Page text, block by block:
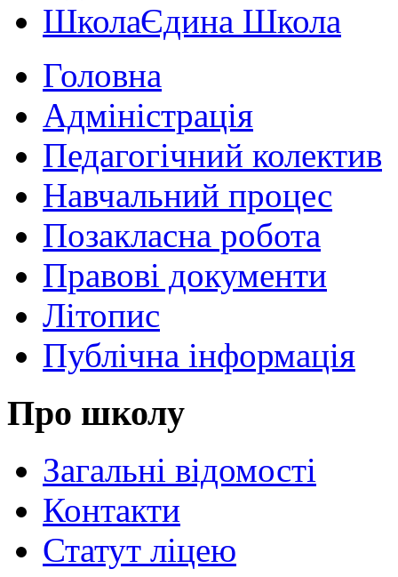
Єдина Школа
Головна
Адміністрація
Педагогічний колектив
Навчальний процес
Позакласна робота
Правові документи
Літопис
Публічна інформація
Про школу
Загальні відомості
Контакти
Статут ліцею